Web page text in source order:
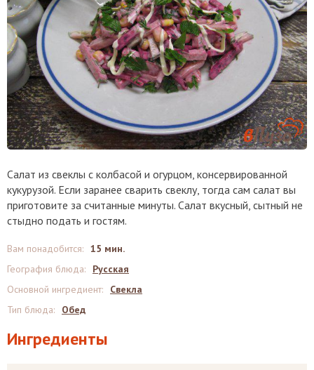
Салат из свеклы с колбасой и огурцом, консервированной
кукурузой. Если заранее сварить свеклу, тогда сам салат вы
приготовите за считанные минуты. Салат вкусный, сытный не
стыдно подать и гостям.
Ингредиенты
Вам понадобится: 15 мин.
География блюда:
Русская
Основной ингредиент:
Свекла
Тип блюда: Обед